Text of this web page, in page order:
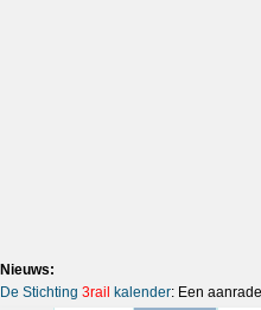
Nieuws:
De Stichting 3rail kalender: Een